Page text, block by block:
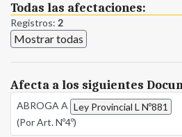
Todas las afectaciones:
Registros: 2
Mostrar todas
Afecta a los siguientes
ABROGA A Ley Provincial L Nº881
(Por Art. Nº4º)